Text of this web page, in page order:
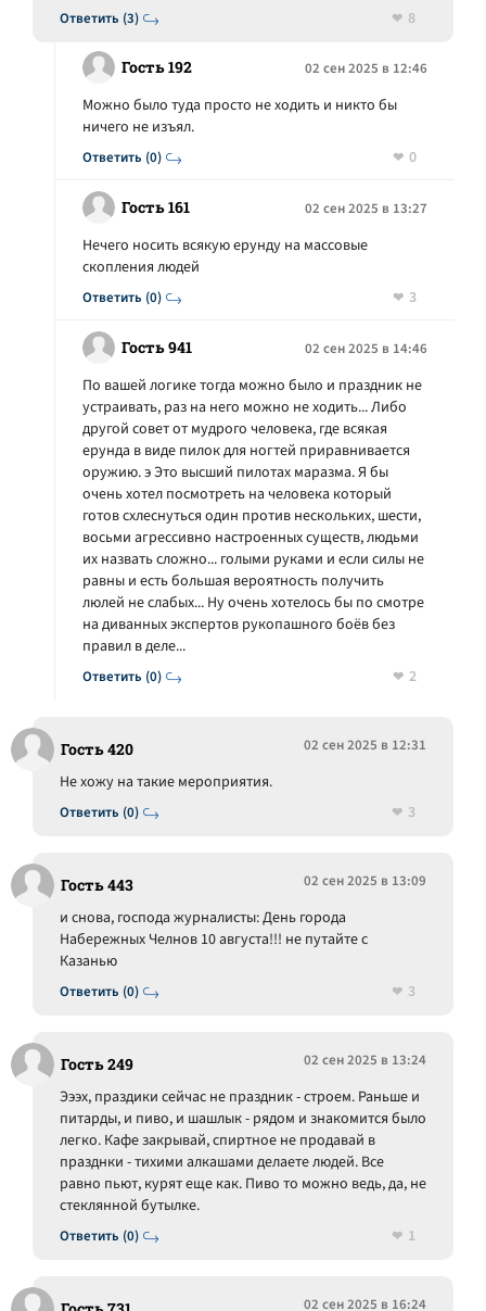
Ответить (3)
8
Гость 192 02 сен 2025 в 12:46
Ответить (0)
Можно было туда просто не ходить и никто бы
ничего не изъял.
0
Гость 161 02 сен 2025 в 13:27
Ответить (0)
Нечего носить всякую ерунду на массовые
скопления людей
3
Гость 941 02 сен 2025 в 14:46
Ответить (0)
По вашей логике тогда можно было и праздник не
устраивать, раз на него можно не ходить... Либо
другой совет от мудрого человека, где всякая
ерунда в виде пилок для ногтей приравнивается
оружию. э Это высший пилотах маразма. Я бы
очень хотел посмотреть на человека который
готов схлеснуться один против нескольких, шести,
восьми агрессивно настроенных существ, людьми
их назвать сложно... голыми руками и если силы не
равны и есть большая вероятность получить
люлей не слабых... Ну очень хотелось бы по смотре
на диванных экспертов рукопашного боёв без
правил в деле...
2
Гость 420 02 сен 2025 в 12:31
Ответить (0)
Не хожу на такие мероприятия.
3
Гость 443 02 сен 2025 в 13:09
Ответить (0)
и снова, господа журналисты: День города
Набережных Челнов 10 августа!!! не путайте с
Казанью
3
Гость 249 02 сен 2025 в 13:24
Ответить (0)
Эээх, праздики сейчас не праздник - строем. Раньше и
питарды, и пиво, и шашлык - рядом и знакомится было
легко. Кафе закрывай, спиртное не продавай в
празднки - тихими алкашами делаете людей. Все
равно пьют, курят еще как. Пиво то можно ведь, да, не
стеклянной бутылке.
1
02 сен 2025 в 16:24